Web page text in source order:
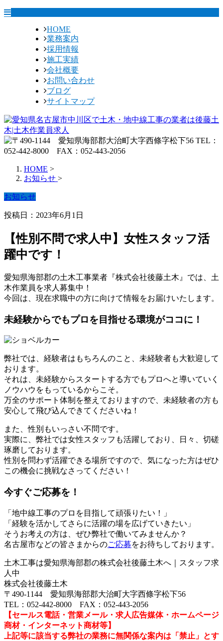
HOME
業務案内
採用情報
施工実績
会社概要
お問い合わせ
ブログ
サイトマップ
HOME >
お知らせ >
お知らせ
投稿日：2023年6月1日
【性別不問で求人中】女性スタッフ活
躍中です！
愛知県海部郡の土木工事業者『株式会社後藤土木』では、土
木作業員を求人募集中！
今回は、現在求職中の方に向けて情報をお届けいたします。
未経験からでもプロを目指せる環境がココに！
弊社では、経験者はもちろんのこと、未経験者も大歓迎して
おります。
それは、未経験からスタートする方でもプロへと導いていく
ノウハウをもっているからこそ。
万全のサポート体制を整えておりますので、未経験者の方も
安心して飛び込んできてくださいね！
また、性別もいっさい不問です。
実際に、弊社では女性スタッフも活躍しており、日々、切磋
琢磨しております。
性別を問わず活躍できる場所ですので、気になった方はぜひ
この機会に挑戦なさってください！
今すぐご応募を！
「地中線工事のプロを目指して頑張りたい！」
「経験を活かしてさらに活躍の場を広げていきたい」
そうお考えの方は、ぜひ弊社で働いてみませんか？
名古屋市などの皆さまからのご応募をお待ちしております。
土木工事は愛知県海部郡の株式会社後藤土木へ｜スタッフ求
人中
株式会社後藤土木
〒490-1144 愛知県海部郡大治町大字西條字松下56
TEL：052-442-8000 FAX：052-443-2056
【セールス電話・営業メール・求人広告媒体・ホームページ
商材・インターネット商材等】
上記等に該当する弊社の業務に無関係な案内は「禁止」とす